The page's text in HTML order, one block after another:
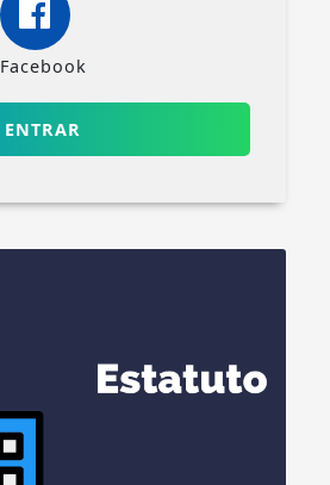
Facebook
ENTRAR